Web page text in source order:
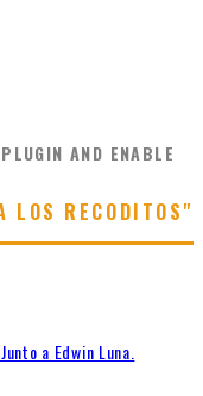
AND ENABLE
LOS RECODITOS"
a Edwin Luna.